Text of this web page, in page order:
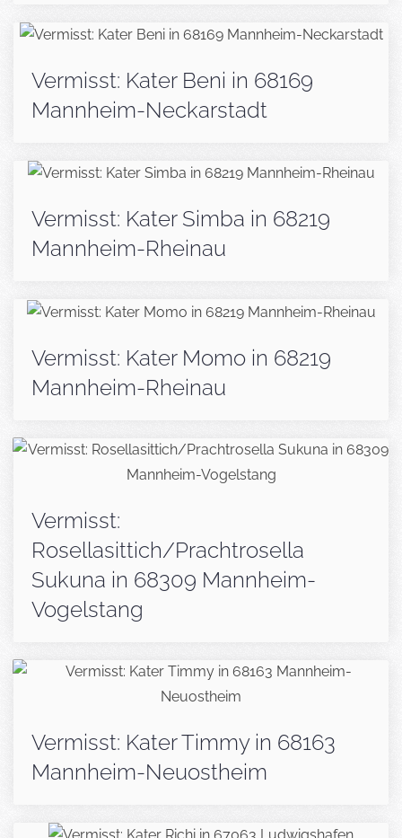
Vermisst: Kater Beni in 68169
Mannheim-Neckarstadt
Vermisst: Kater Simba in 68219
Mannheim-Rheinau
Vermisst: Kater Momo in 68219
Mannheim-Rheinau
Vermisst:
Rosellasittich/Prachtrosella
Sukuna in 68309 Mannheim-
Vogelstang
Vermisst: Kater Timmy in 68163
Mannheim-Neuostheim